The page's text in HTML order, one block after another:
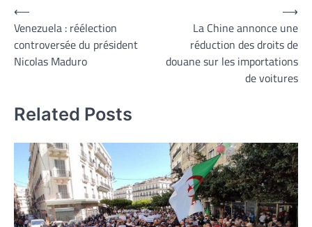
Navigation
de
l’article
⟵
Venezuela : réélection
controversée du président
Nicolas Maduro
La Chine annonce une
réduction des droits de
douane sur les importations
de voitures
⟶
Related Posts